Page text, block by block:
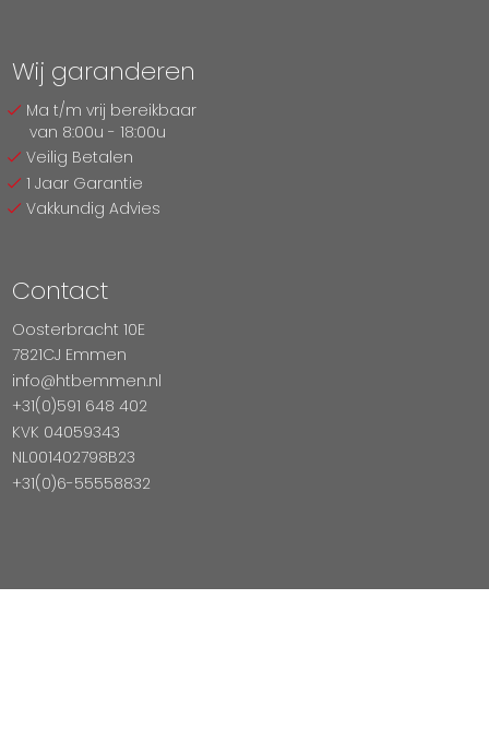
Wij garanderen
Ma t/m vrij bereikbaar
van 8:00u - 18:00u
Veilig Betalen
1 Jaar Garantie
Vakkundig Advies
Contact
Oosterbracht 10E
7821CJ Emmen
info@htbemmen.nl
+31(0)591 648 402
KVK 04059343
NL001402798B23
+31(0)6-55558832